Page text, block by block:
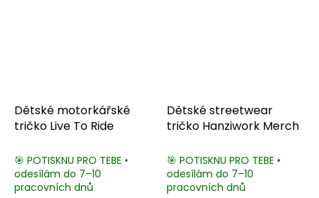
Dětské motorkářské
tričko Live To Ride
🎯 POTISKNU PRO TEBE •
odesílám do 7–10
pracovních dnů
Dětské streetwear
tričko Hanziwork Merch
🎯 POTISKNU PRO TEBE •
odesílám do 7–10
pracovních dnů